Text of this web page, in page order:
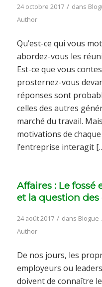
24 octobre 2017 / dans
Author
Qu’est-ce qui vous
abordez-vous les
Est-ce que vous
prosternez-vous
réponses sont
celles des autres
marché du travail.
motivations de
l’entreprise interagit
Affaires : Le
et la question
24 août 2017 / dans Blogue
Author
De nos jours, les
employeurs ou
doivent de connaître